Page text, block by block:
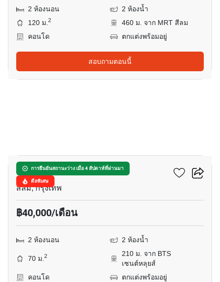
2 ห้องนอน
2 ห้องน้ำ
120 ม.2
460 ม. จาก MRT สีลม
คอนโด
ตกแต่งพร้อมอยู่
สอบถามตอนนี้
การยืนยันสถานะว่าง เมื่อ 4 สัปดาห์ที่ผ่านมา
ดีลพิเศษ
ดิ แอดเดรส สาทร
สีลม, กรุงเทพ
฿40,000/เดือน
2 ห้องนอน 2 ห้องน้ำ
70 ม.2
210 ม. จาก BTS
เซนต์หลุยส์
คอนโด
ตกแต่งพร้อมอยู่